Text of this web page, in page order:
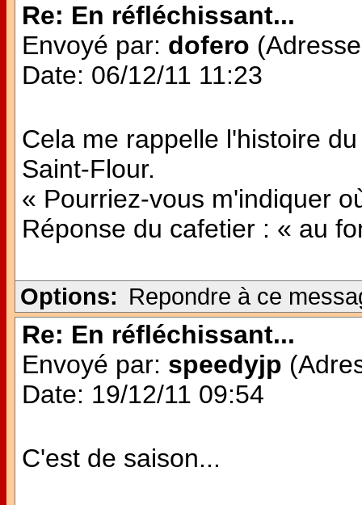
Re: En réfléchissant...
Envoyé par: dofero
Date: 06/12/11 11:23
Cela me rappelle l'histoire
Saint-Flour.
« Pourriez-vous m'indiquer
Réponse du cafetier : « au
Options: Repondre à ce
Re: En réfléchissant...
Envoyé par: speedyjp
Date: 19/12/11 09:54
C'est de saison...